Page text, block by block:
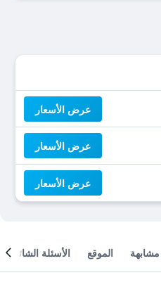
عرض الأسعار
عرض الأسعار
عرض الأسعار
الموقع الأسئلة الشائعة